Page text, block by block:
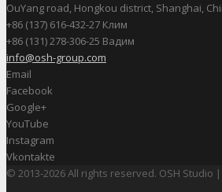
OuYang road, Hongkou district, Shanghai,
+86 (137) 616-432-27 Клим
+86 (131) 278-306-25 Вадим
info@osh-group.com
Email
Facebook
Google+
YouTube
Instagram
Vkontakte
© 2013-2026 All rights reserved. OSH Studio |